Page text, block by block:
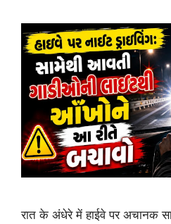
रात के अंधेरे में हाईवे पर अचानक